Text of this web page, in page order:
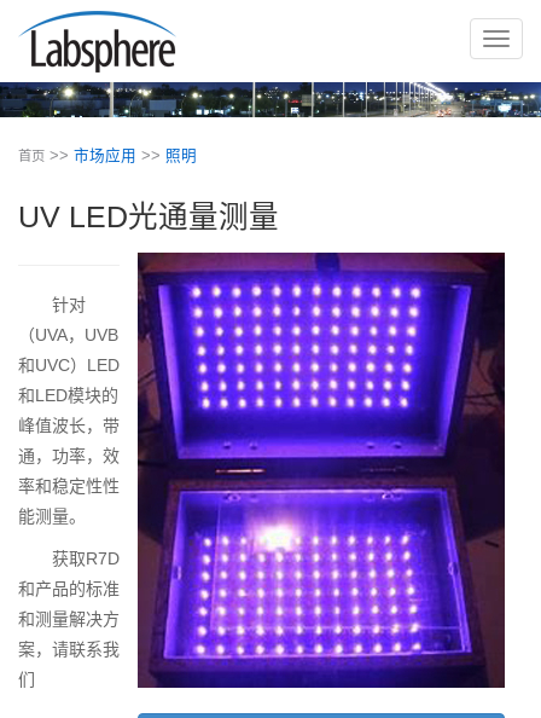
切
导
首页 >> 市场应用 >> 照明
UV LED光通量测量
针对
（UVA，UVB
和UVC）LED
和LED模块的
峰值波长，带
通，功率，效
率和稳定性性
能测量。
获取R7D
和产品的标准
和测量解决方
案，请联系我
们